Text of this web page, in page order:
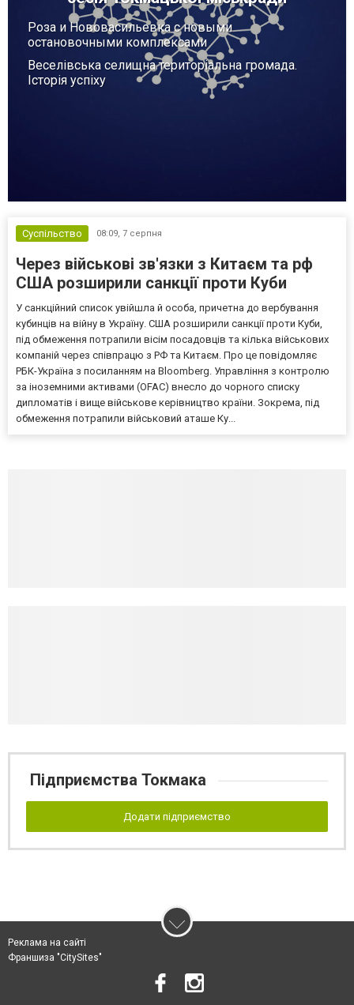
Роза и Нововасильевка с новыми
остановочными комплексами
Веселівська селищна територіальна громада.
Історія успіху
Суспільство 08:09, 7 серпня
Через військові зв'язки з Китаєм та рф
США розширили санкції проти Куби
У санкційний список увійшла й особа, причетна до вербування
кубинців на війну в Україну. США розширили санкції проти Куби,
під обмеження потрапили вісім посадовців та кілька військових
компаній через співпрацю з РФ та Китаєм. Про це повідомляє
РБК-Україна з посиланням на Bloomberg. Управління з контролю
за іноземними активами (OFAC) внесло до чорного списку
дипломатів і вище військове керівництво країни. Зокрема, під
обмеження потрапили військовий аташе Ку...
Підприємства Токмака
Додати підприємство
Реклама на сайті
Франшиза "CitySites"